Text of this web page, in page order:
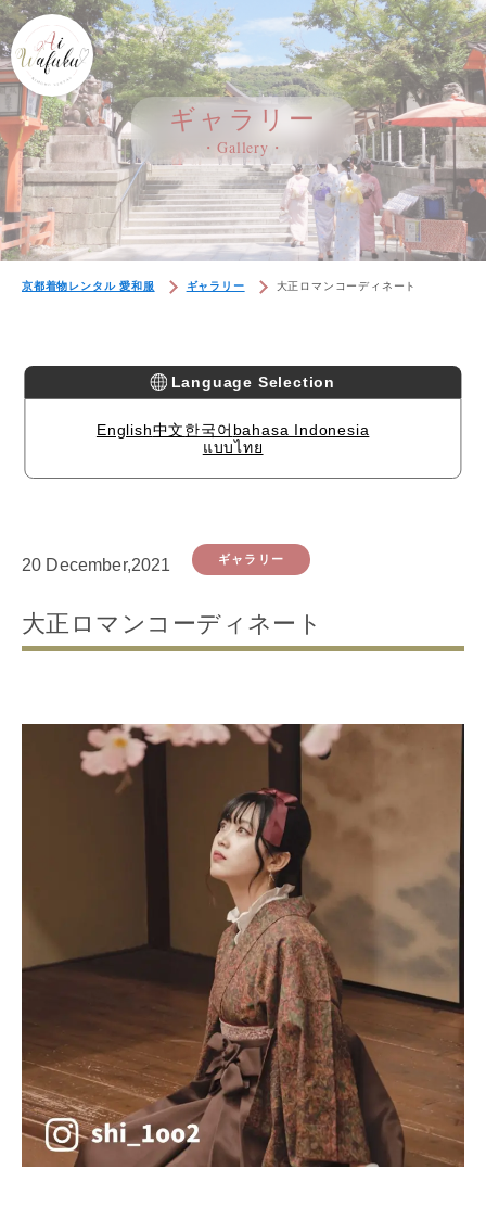
ギャラリー
・Gallery・
京都着物レンタル 愛和服 ギャラリー 大正ロマンコーディネート
Language Selection
English中文한국어 bahasa Indonesia
แบบไทย
20 December,2021 ギャラリー
大正ロマンコーディネート